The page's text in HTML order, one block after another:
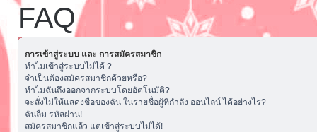
FAQ
การเข้าสู่ระบบ และ การสมัครสมาชิก
ทำไมเข้าสู่ระบบไม่ได้ ?
จำเป็นต้องสมัครสมาชิกด้วยหรือ?
ทำไมฉันถึงออกจากระบบโดยอัตโนมัติ?
จะสั่งไม่ให้แสดงชื่อของฉัน ในรายชื่อผู้ที่กำลัง ออนไลน์ ได้อย่างไร?
ฉันลืม รหัสผ่าน!
สมัครสมาชิกแล้ว แต่เข้าสู่ระบบไม่ได้!